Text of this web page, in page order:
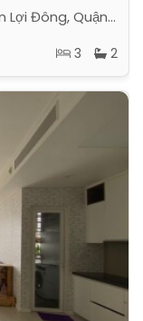
Đường Nguyễn Cơ Thạch, Phường An Lợi Đông, Quận 2, Hồ Chí Minh
3 2